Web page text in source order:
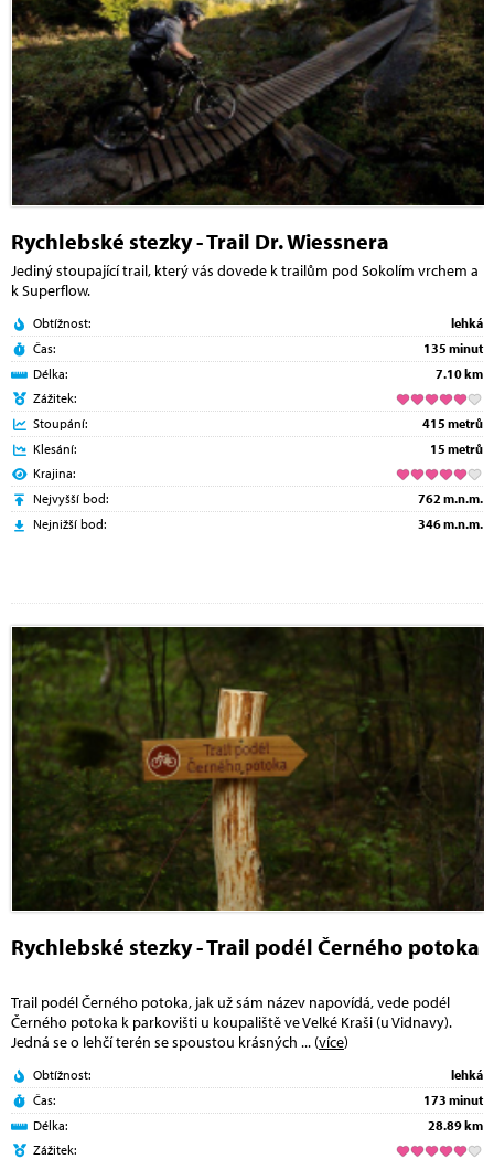
Rychlebské stezky - Trail Dr. Wiessnera
Jediný stoupající trail, který vás dovede k trailům pod Sokolím vrchem a
k Superflow.
Obtížnost:
lehká
Čas:
135 minut
Délka:
7.10 km
Zážitek:
Stoupání:
415 metrů
Klesání:
15 metrů
Krajina:
Nejvyšší bod:
762 m.n.m.
Nejnižší bod:
346 m.n.m.
Rychlebské stezky - Trail podél Černého potoka
Trail podél Černého potoka, jak už sám název napovídá, vede podél
Černého potoka k parkovišti u koupaliště ve Velké Kraši (u Vidnavy).
Jedná se o lehčí terén se spoustou krásných ... (více)
Obtížnost:
lehká
Čas:
173 minut
Délka:
28.89 km
Zážitek: